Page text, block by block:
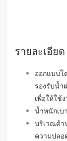
รายละเอียด
ออกแบบโ
รองรับน้ำ
เพื่อให้ใช้
น้ำหนักเบ
บริเวณด้า
ความปลอ